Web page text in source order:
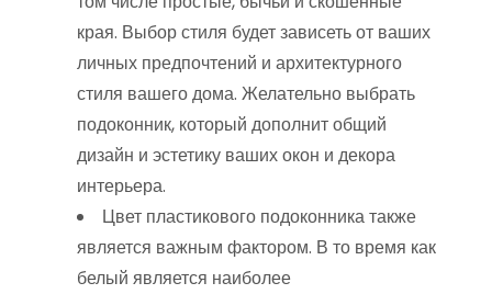
края. Выбор стиля будет зависеть от ваших
личных предпочтений и архитектурного
стиля вашего дома. Желательно выбрать
подоконник, который дополнит общий
дизайн и эстетику ваших окон и декора
интерьера.
Цвет пластикового подоконника также
является важным фактором. В то время как
белый является наиболее